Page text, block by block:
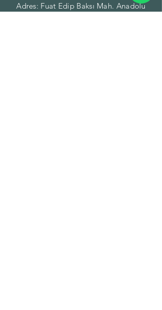
Adres: Fuat Edip Baksı Mah. Anadolu